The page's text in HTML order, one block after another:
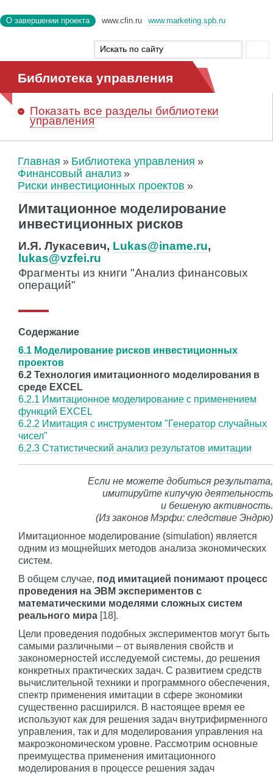
О завершении проекта www.cfin.ru www.marketing.spb.ru
Библиотека управления
Показать все разделы библиотеки
управления
Главная
Библиотека управления
Финансовый анализ
Риски инвестиционных проектов
Имитационное моделирование
инвестиционных рисков
И.Я. Лукасевич, Lukas@iname.ru,
lukas@vzfei.ru
Фрагменты из книги "Анализ финансовых
операций"
Содержание
6.1 Моделирование рисков инвестиционных
проектов
6.2 Технология имитационного моделирования в
среде EXCEL
6.2.1 Имитационное моделирование с применением
функций EXCEL
6.2.2 Имитация с инструментом "Генератор случайных
чисел"
6.2.3 Статистический анализ результатов имитации
Если не можете добиться результата,
имитируйте кипучую деятельность
и бешеную активность.
(Из законов Мэрфи: следствие Эндрю)
Имитационное моделирование (simulation) является
одним из мощнейших методов анализа экономических
систем.
В общем случае, под имитацией понимают процесс
проведения на ЭВМ экспериментов с
математическими моделями сложных систем
реального мира [18].
Цели проведения подобных экспериментов могут быть
самыми различными – от выявления свойств и
закономерностей исследуемой системы, до решения
конкретных практических задач. С развитием средств
вычислительной техники и программного обеспечения,
спектр применения имитации в сфере экономики
существенно расширился. В настоящее время ее
используют как для решения задач внутрифирменного
управления, так и для моделирования управления на
макроэкономическом уровне. Рассмотрим основные
преимущества применения имитационного
моделирования в процессе решения задач